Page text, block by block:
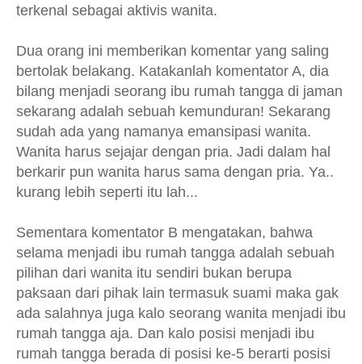
terkenal sebagai aktivis wanita.
Dua orang ini memberikan komentar yang saling
bertolak belakang. Katakanlah komentator A, dia
bilang menjadi seorang ibu rumah tangga di jaman
sekarang adalah sebuah kemunduran! Sekarang
sudah ada yang namanya emansipasi wanita.
Wanita harus sejajar dengan pria. Jadi dalam hal
berkarir pun wanita harus sama dengan pria. Ya..
kurang lebih seperti itu lah...
Sementara komentator B mengatakan, bahwa
selama menjadi ibu rumah tangga adalah sebuah
pilihan dari wanita itu sendiri bukan berupa
paksaan dari pihak lain termasuk suami maka gak
ada salahnya juga kalo seorang wanita menjadi ibu
rumah tangga aja. Dan kalo posisi menjadi ibu
rumah tangga berada di posisi ke-5 berarti posisi